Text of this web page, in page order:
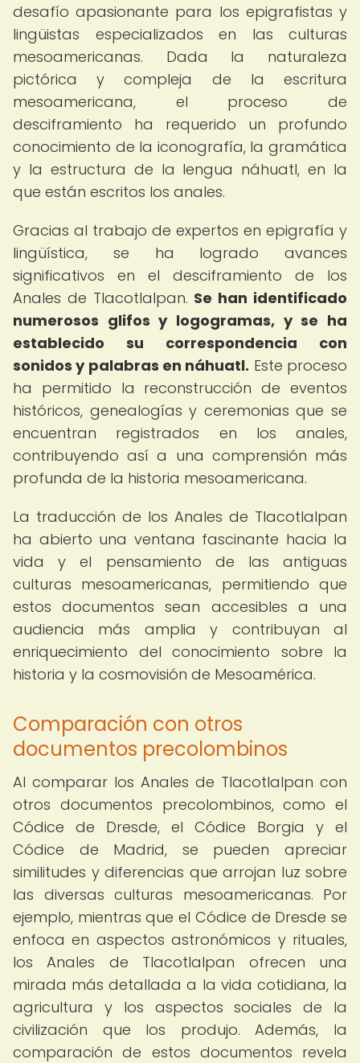
desafío apasionante para los epigrafistas y
lingüistas especializados en las culturas
mesoamericanas. Dada la naturaleza
pictórica y compleja de la escritura
mesoamericana, el proceso de
desciframiento ha requerido un profundo
conocimiento de la iconografía, la gramática
y la estructura de la lengua náhuatl, en la
que están escritos los anales.
Gracias al trabajo de expertos en epigrafía y
lingüística, se ha logrado avances
significativos en el desciframiento de los
Anales de Tlacotlalpan. Se han identificado
numerosos glifos y logogramas, y se ha
establecido su correspondencia con
sonidos y palabras en náhuatl. Este proceso
ha permitido la reconstrucción de eventos
históricos, genealogías y ceremonias que se
encuentran registrados en los anales,
contribuyendo así a una comprensión más
profunda de la historia mesoamericana.
La traducción de los Anales de Tlacotlalpan
ha abierto una ventana fascinante hacia la
vida y el pensamiento de las antiguas
culturas mesoamericanas, permitiendo que
estos documentos sean accesibles a una
audiencia más amplia y contribuyan al
enriquecimiento del conocimiento sobre la
historia y la cosmovisión de Mesoamérica.
Comparación con otros
documentos precolombinos
Al comparar los Anales de Tlacotlalpan con
otros documentos precolombinos, como el
Códice de Dresde, el Códice Borgia y el
Códice de Madrid, se pueden apreciar
similitudes y diferencias que arrojan luz sobre
las diversas culturas mesoamericanas. Por
ejemplo, mientras que el Códice de Dresde se
enfoca en aspectos astronómicos y rituales,
los Anales de Tlacotlalpan ofrecen una
mirada más detallada a la vida cotidiana, la
agricultura y los aspectos sociales de la
civilización que los produjo. Además, la
comparación de estos documentos revela